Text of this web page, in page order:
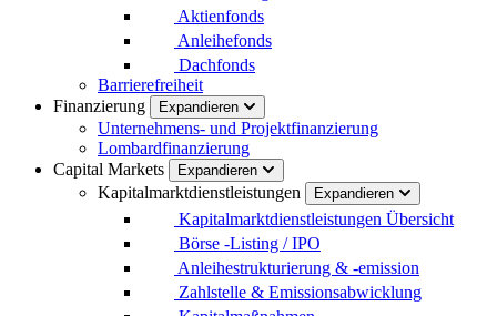
Aktienfonds
Anleihefonds
Dachfonds
Barrierefreiheit
Finanzierung
Expandieren
Unternehmens- und Projektfinanzierung
Lombardfinanzierung
Capital Markets
Expandieren
Kapitalmarktdienstleistungen Expandieren
Kapitalmarktdienstleistungen Übersicht
Börse -Listing / IPO
Anleihestrukturierung & -emission
Zahlstelle & Emissionsabwicklung